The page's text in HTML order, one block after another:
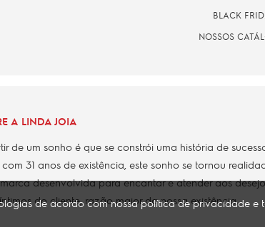
BLACK
NOSSOS
A LINDA JOIA
de um sonho é que se constrói uma história de
31 anos de existência, este sonho se tornou
desenvolvida para encantar e atender aos
do cliente, razão maior da nossa existência.
de acordo com nossa política de privacidade